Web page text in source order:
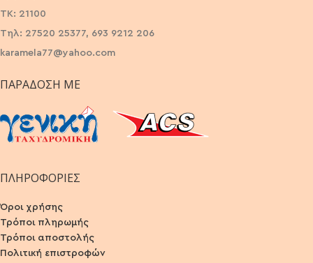
ΤΚ: 21100
Τηλ: 27520 25377, 693 9212 206
karamela77@yahoo.com
ΠΑΡΆΔΟΣΗ ΜΕ
ΠΛΗΡΟΦΟΡΙΕΣ
Όροι χρήσης
Τρόποι πληρωμής
Τρόποι αποστολής
Πολιτική επιστροφών